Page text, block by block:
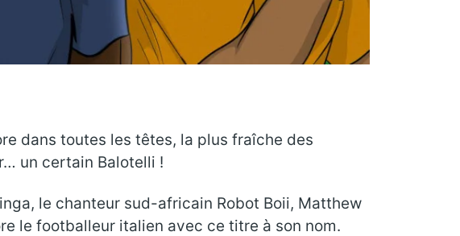
dans toutes les têtes, la plus fraîche des
un certain Balotelli !
le chanteur sud-africain Robot Boii, Matthew
le footballeur italien avec ce titre à son nom.